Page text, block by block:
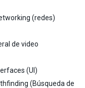
(redes)
de video
(UI)
(Búsqueda de